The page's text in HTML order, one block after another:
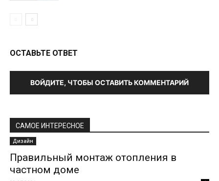
ОСТАВЬТЕ ОТВЕТ
ВОЙДИТЕ, ЧТОБЫ ОСТАВИТЬ КОММЕНТАРИЙ
САМОЕ ИНТЕРЕСНОЕ
Дизайн
Правильный монтаж отопления в
частном доме